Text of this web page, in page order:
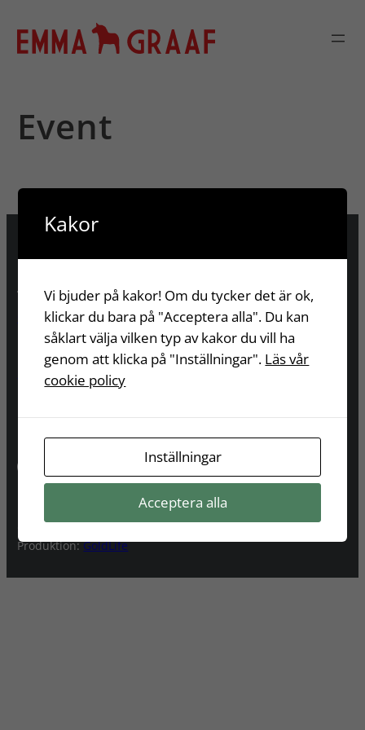
innehåll
Event
Kontakt
Telefon
0725-86 32 45
emma_graaf@hotmail.com
Följ mig
Instagram
Produktion:GoldLife
Kakor
Vi bjuder på kakor! Om du tycker det är ok,
klickar du bara på "Acceptera alla". Du kan
såklart välja vilken typ av kakor du vill ha
genom att klicka på "Inställningar". Läs vår
cookie policy
Inställningar
Acceptera alla